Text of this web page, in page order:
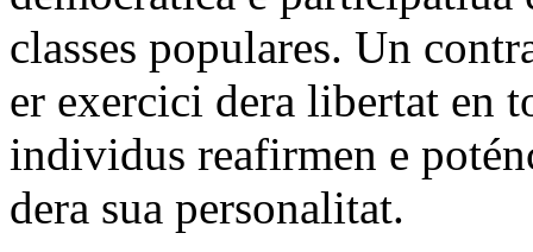
classes populares. Un
er exercici dera libertat en
individus reafirmen e
dera sua personalitat.